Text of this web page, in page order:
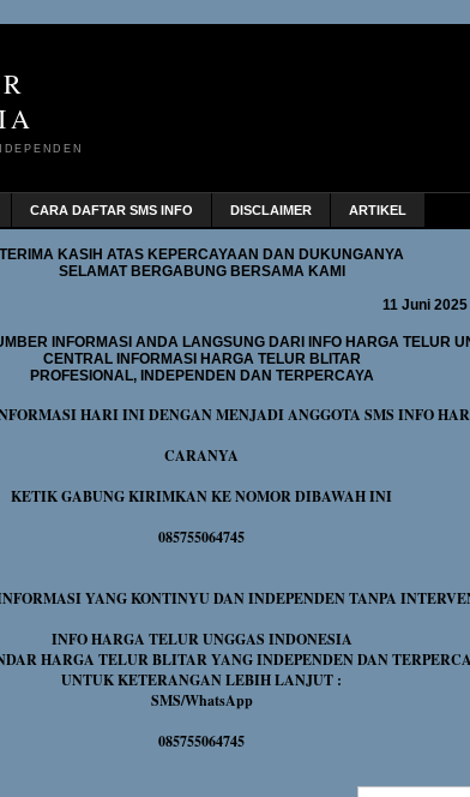
CARA DAFTAR SMS INFO DISCLAIMER ARTIKEL
TERIMA KASIH ATAS KEPERCAYAAN DAN DUKUNGANYA
SELAMAT BERGABUNG BERSAMA KAMI
11 Juni
INFORMASI ANDA LANGSUNG DARI INFO HARGA TELUR
CENTRAL INFORMASI HARGA TELUR BLITAR
PROFESIONAL, INDEPENDEN DAN TERPERCAYA
HARI INI DENGAN MENJADI ANGGOTA SMS INFO
CARANYA
KETIK GABUNG KIRIMKAN KE NOMOR DIBAWAH INI
085755064745
YANG KONTINYU DAN INDEPENDEN TANPA
INFO HARGA TELUR UNGGAS INDONESIA
HARGA TELUR BLITAR YANG INDEPENDEN DAN
UNTUK KETERANGAN LEBIH LANJUT :
SMS/WhatsApp
085755064745